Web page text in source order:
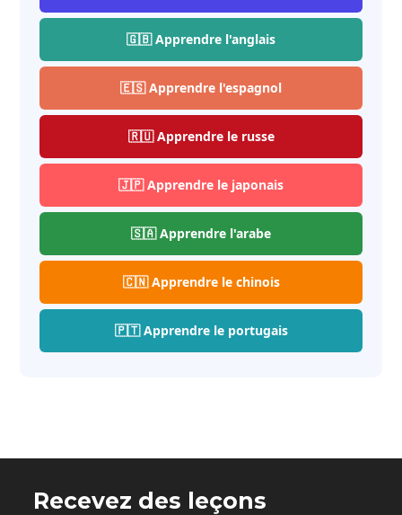
🇬🇧 Apprendre l'anglais
🇪🇸 Apprendre l'espagnol
🇷🇺 Apprendre le russe
🇯🇵 Apprendre le japonais
🇸🇦 Apprendre l'arabe
🇨🇳 Apprendre le chinois
🇵🇹 Apprendre le portugais
Recevez des leçons